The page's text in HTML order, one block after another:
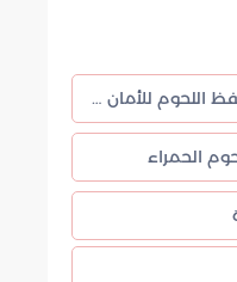
الدليل الشامل حول طرق حفظ اللحوم للأمان والجودة الغذائية
الحمراء